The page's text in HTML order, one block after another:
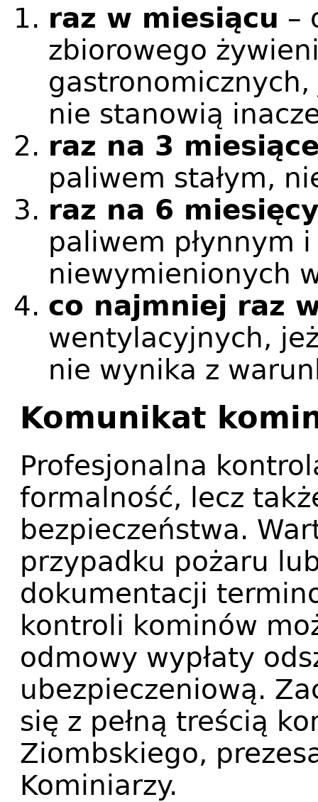
raz w miesiącu –
zbiorowego
nie stanowią
raz na 3
paliwem stałym,
raz na 6 miesięcy
paliwem płynnym
niewymienionych
co najmniej raz
wentylacyjnych,
nie wynika z
Komunikat
Profesjonalna
formalność, lecz
bezpieczeństwa.
przypadku pożaru
dokumentacji
kontroli kominów
odmowy wypłaty
ubezpieczeniową.
się z pełną treścią
Ziombskiego,
Kominiarzy.